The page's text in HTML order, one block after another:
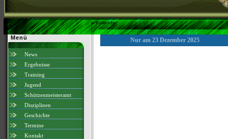
»Kalender
Menü
News
Ergebnisse
Training
Jugend
Schützenmeisteramt
Disziplinen
Geschichte
Termine
Kontakt
Nur am 23 Dezember 2025